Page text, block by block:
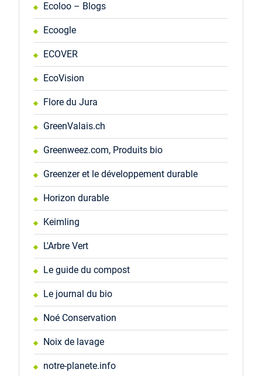
Ecoloo – Blogs
Ecoogle
ECOVER
EcoVision
Flore du Jura
GreenValais.ch
Greenweez.com, Produits bio
Greenzer et le développement durable
Horizon durable
Keimling
L'Arbre Vert
Le guide du compost
Le journal du bio
Noé Conservation
Noix de lavage
notre-planete.info